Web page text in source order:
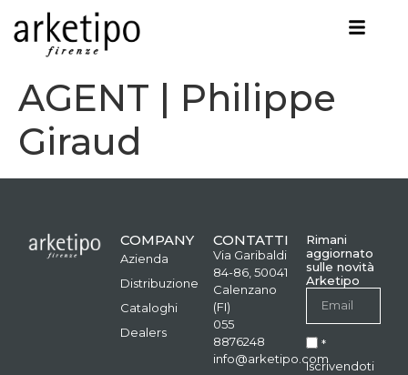
AGENT | Philippe
Giraud
COMPANY
Azienda
Distribuzione
Cataloghi
Dealers
CONTATTI
Via Garibaldi
84-86, 50041
Calenzano
(FI)
055
8876248
info@arketipo.com
Rimani
aggiornato
sulle novità
Arketipo
*
Iscrivendoti